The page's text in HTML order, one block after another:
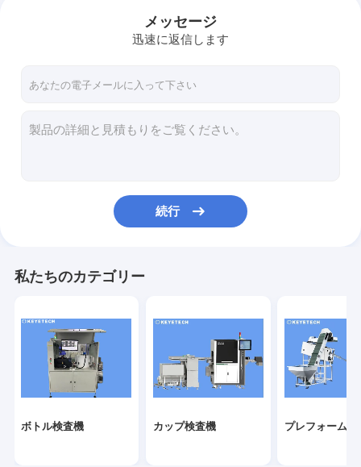
プレフォーム検査機
IML検査機
メッセージ
迅速に返信します
続行
私たちのカテゴリー
ボトル検査機 カップ検査機 プレフォーム検